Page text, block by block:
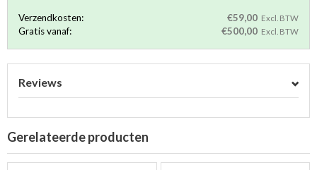
Verzendkosten: €59,00 Excl. BTW
Gratis vanaf: €500,00 Excl. BTW
Reviews
Gerelateerde producten